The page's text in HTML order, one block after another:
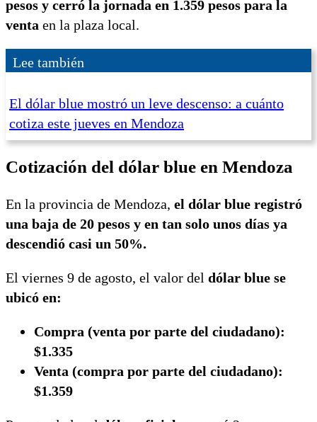
pesos y cerró la jornada en 1.359 pesos para la
venta en la plaza local.
Lee también
El dólar blue mostró un leve descenso: a cuánto
cotiza este jueves en Mendoza
Cotización del dólar blue en Mendoza
En la provincia de Mendoza, el dólar blue registró
una baja de 20 pesos y en tan solo unos días ya
descendió casi un 50%.
El viernes 9 de agosto, el valor del dólar blue se
ubicó en:
Compra (venta por parte del ciudadano):
$1.335
Venta (compra por parte del ciudadano):
$1.359